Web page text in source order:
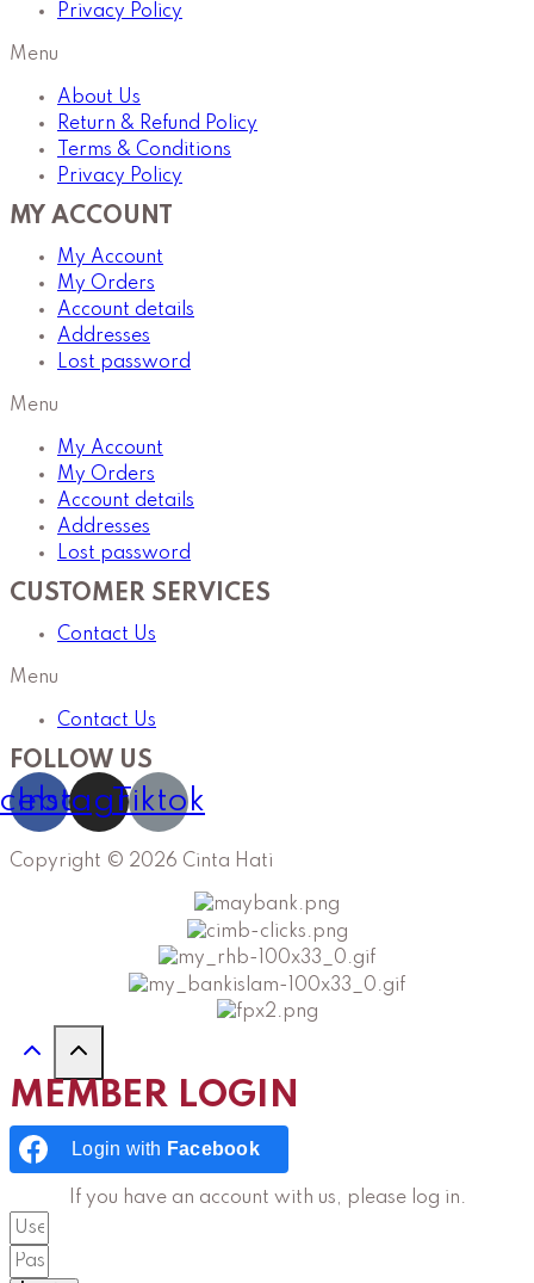
Privacy Policy
Menu
About Us
Return & Refund Policy
Terms & Conditions
Privacy Policy
MY ACCOUNT
My Account
My Orders
Account details
Addresses
Lost password
Menu
My Account
My Orders
Account details
Addresses
Lost password
CUSTOMER SERVICES
Contact Us
Menu
Contact Us
FOLLOW US
Instagram
Tiktok
Copyright © 2026 Cinta Hati
MEMBER LOGIN
Login with Facebook
If you have an account with us, please log in.